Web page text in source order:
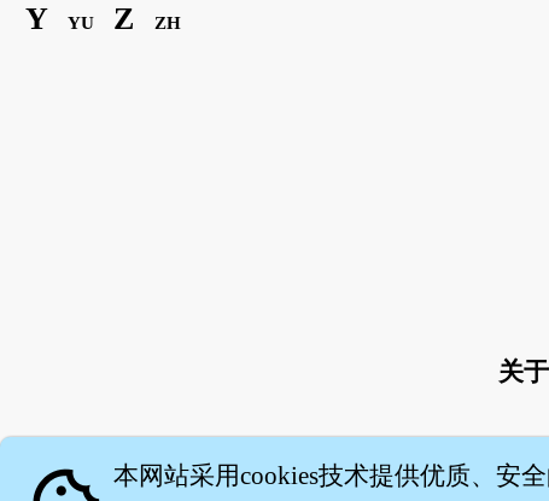
Y
YU Z ZH
关于
本网站采用cookies技术提供优质、安